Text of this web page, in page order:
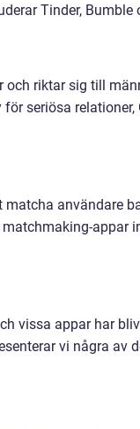
Tinder, Bumble
och riktar sig till
seriösa relationer,
användare
appar
vissa appar har
vi några av